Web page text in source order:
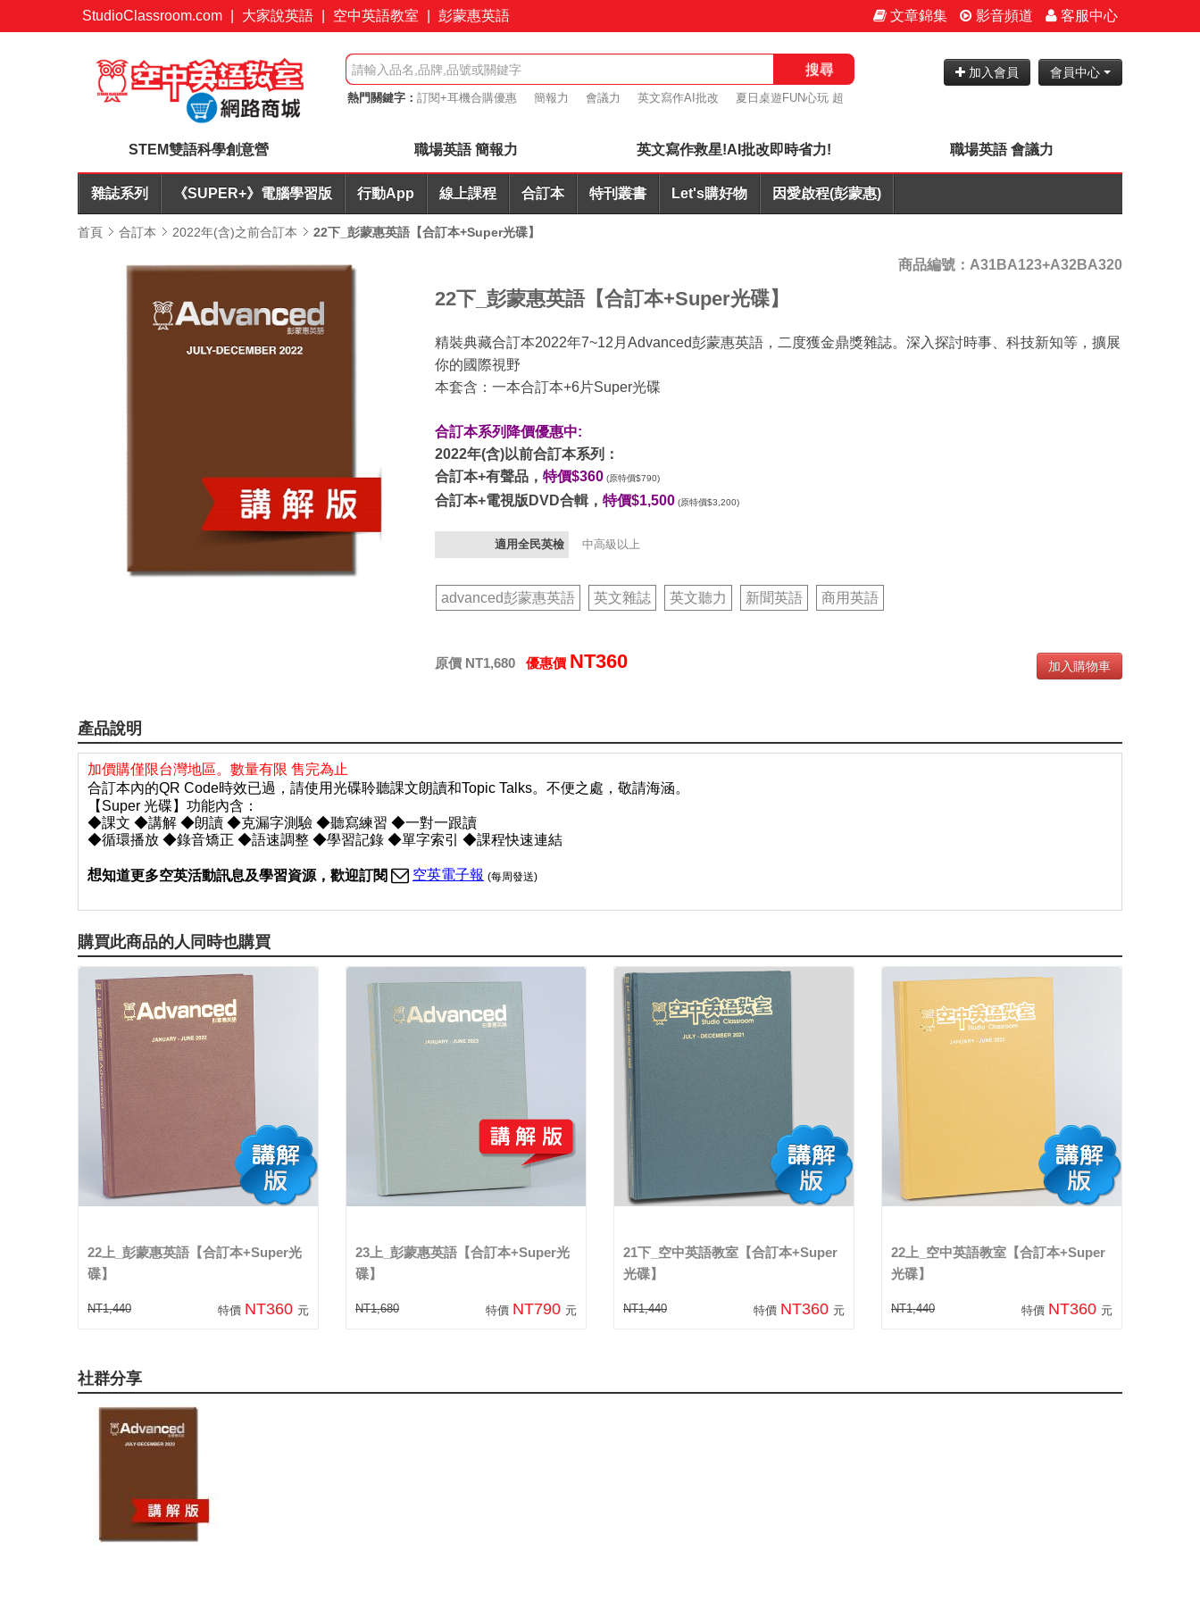
StudioClassroom.com 大家說英語 空中英語教室 彭蒙惠英語 文章錦集 影音頻道 客服中心
搜尋
熱門關鍵字： 訂閱+耳機合購優惠 簡報力 會議力 英文寫作AI批改
夏日桌遊FUN心玩 超
加入會員 會員中心
STEM雙語科學創意營 職場英語 簡報力 英文寫作救星!AI批改即時省力! 職場英語 會議力
雜誌系列 《SUPER+》電腦學習版 行動App 線上課程 合訂本 特刊叢書 Let's購好物 因愛啟程(彭蒙惠)
首頁 合訂本 2022年(含)之前合訂本 22下_彭蒙惠英語【合訂本+Super光碟】
商品編號：A31BA123+A32BA320
22下_彭蒙惠英語【合訂本+Super光碟】
精裝典藏合訂本2022年7~12月Advanced彭蒙惠英語，二度獲金鼎獎雜誌。深入探討時事、科技新知等，擴展
你的國際視野
本套含：一本合訂本+6片Super光碟
合訂本系列降價優惠中:
2022年(含)以前合訂本系列：
合訂本+有聲品， 特價$360 (原特價$790)
合訂本+電視版DVD合輯， 特價$1,500 (原特價$3,200)
適用全民英檢 中高級以上
advanced彭蒙惠英語 英文雜誌 英文聽力 新聞英語 商用英語
原價 NT1,680 優惠價 NT360 加入購物車
產品說明
加價購僅限台灣地區。數量有限 售完為止
合訂本內的QR Code時效已過，請使用光碟聆聽課文朗讀和Topic Talks。不便之處，敬請海涵。
【Super 光碟】功能內含：
◆課文 ◆講解 ◆朗讀 ◆克漏字測驗 ◆聽寫練習 ◆一對一跟讀
◆循環播放 ◆錄音矯正 ◆語速調整 ◆學習記錄 ◆單字索引 ◆課程快速連結
想知道更多空英活動訊息及學習資源，歡迎訂閱 空英電子報 (每周發送)
購買此商品的人同時也購買
22上_彭蒙惠英語【合訂本+Super光
碟】
NT1,440 特價 NT360 元
23上_彭蒙惠英語【合訂本+Super光
碟】
NT1,680 特價 NT790 元
21下_空中英語教室【合訂本+Super
光碟】
NT1,440 特價 NT360 元
22上_空中英語教室【合訂本+Super
光碟】
NT1,440 特價 NT360 元
社群分享